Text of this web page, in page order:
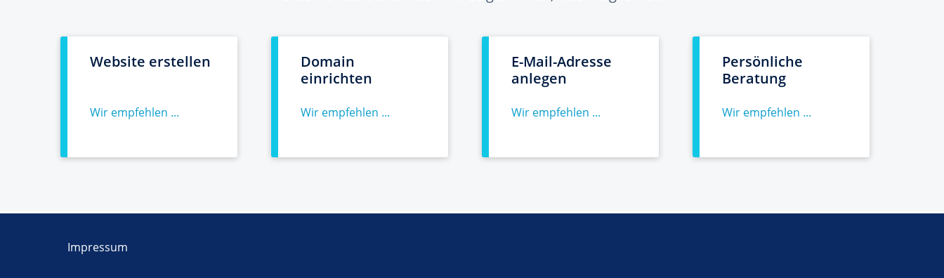
Website erstellen
Wir empfehlen ...
Domain
einrichten
Wir empfehlen ...
E-Mail-Adresse
anlegen
Wir empfehlen ...
Persönliche
Beratung
Wir empfehlen ...
Impressum